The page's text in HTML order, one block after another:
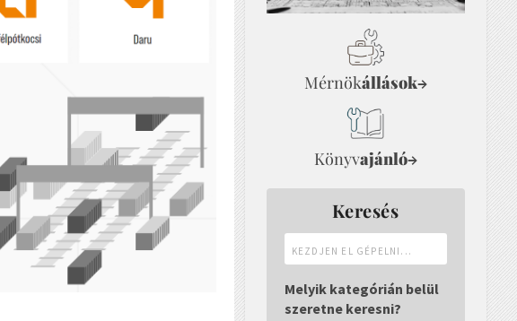
Mérnökállások→
Könyvajánló→
Keresés
el
gépelni...
Melyik kategórián belül
szeretne keresni?